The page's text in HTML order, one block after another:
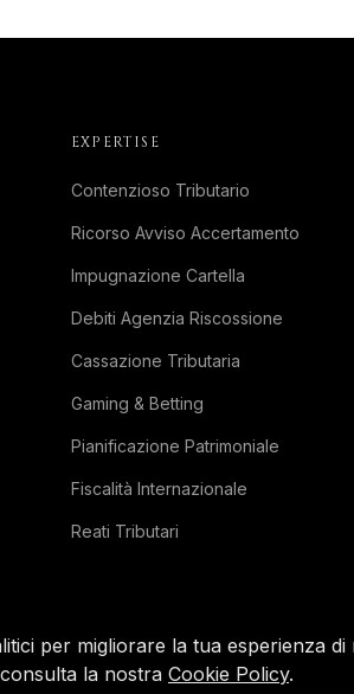
EXPERTISE
Contenzioso Tributario
Ricorso Avviso Accertamento
Impugnazione Cartella
Debiti Agenzia Riscossione
Cassazione Tributaria
Gaming & Betting
Pianificazione Patrimoniale
Fiscalità Internazionale
Reati Tributari
per migliorare la tua esperienza
la nostra Cookie Policy.